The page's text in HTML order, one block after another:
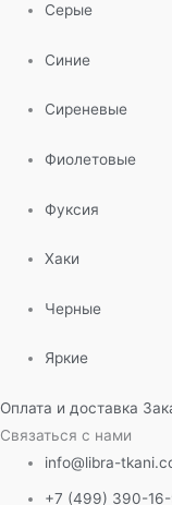
Серые
Синие
Сиреневые
Фиолетовые
Фуксия
Хаки
Черные
Яркие
Оплата и доставка
Связаться с нами
info@libra-
+7 (499) 390-